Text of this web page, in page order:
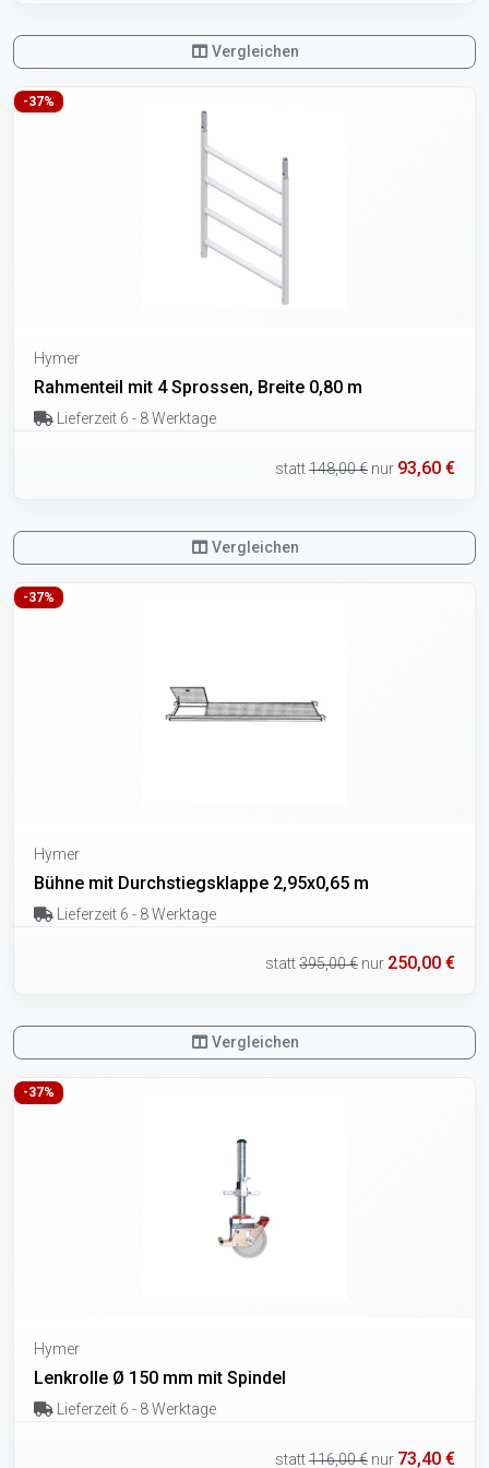
Vergleichen
-37%
Hymer
Rahmenteil mit 4 Sprossen, Breite 0,80 m
Lieferzeit 6 - 8 Werktage
statt148,00 € nur 93,60 €
Vergleichen
-37%
Hymer
Bühne mit Durchstiegsklappe 2,95x0,65 m
Lieferzeit 6 - 8 Werktage
statt395,00 € nur 250,00 €
Vergleichen
-37%
Hymer
Lenkrolle Ø 150 mm mit Spindel
Lieferzeit 6 - 8 Werktage
statt116,00 € nur 73,40 €